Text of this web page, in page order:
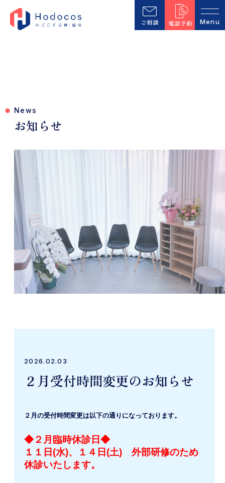
News
お知らせ
2026.02.03
２月受付時間変更のお知らせ
２月の受付時間変更は以下の通りになっております。
◆２月臨時休診日◆
１１日(水)、１４日(土) 外部研修のため
休診いたします。